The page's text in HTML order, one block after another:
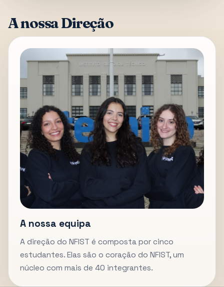
A nossa Direção
A nossa equipa
A direção do NFIST é composta por cinco
estudantes. Elas são o coração do NFIST, um
núcleo com mais de 40 integrantes.